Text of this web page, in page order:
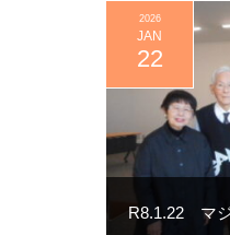
R8.1.22 マ
2026
JAN
22